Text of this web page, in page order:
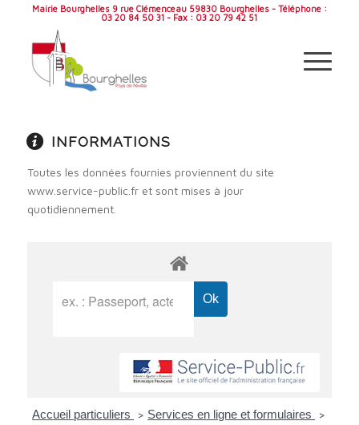
Mairie Bourghelles 9 rue Clémenceau 59830 Bourghelles - Téléphone :
03 20 84 50 31 - Fax : 03 20 79 42 51
INFORMATIONS
Toutes les données fournies proviennent du site
www.service-public.fr et sont mises à jour
quotidiennement.
Accueil particuliers > Services en ligne et formulaires >